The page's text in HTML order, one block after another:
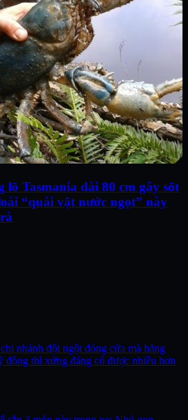
Tasmania dài 80 cm gây sốt
“quái vật nước ngọt” này
nhánh đột ngột đóng cửa mà hãng
đồng thì xứng đáng có được nhiều hơn